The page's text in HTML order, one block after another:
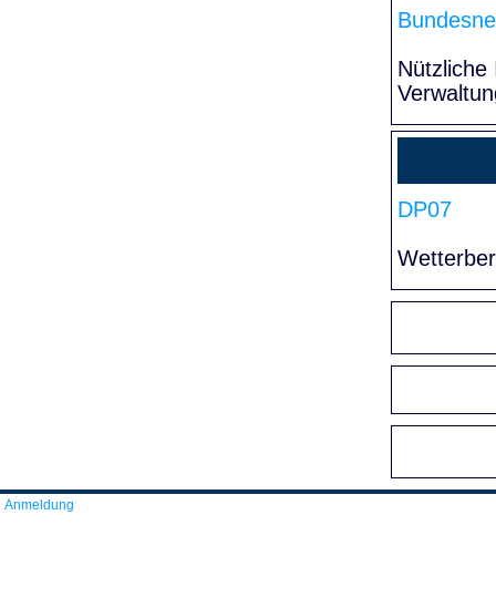
Nützliche
DP07
Anmeldung